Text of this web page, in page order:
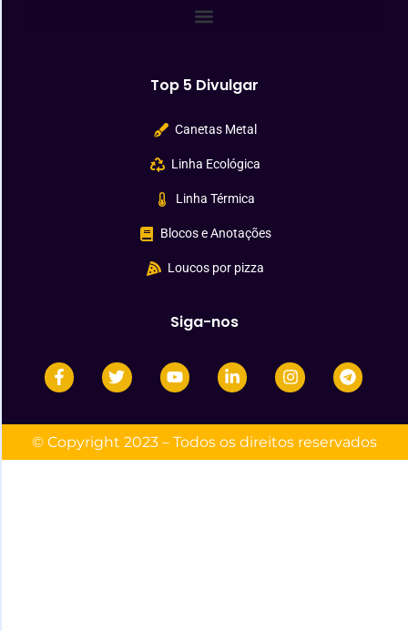
Top 5 Divulgar
Canetas Metal
Linha Ecológica
Linha Térmica
Blocos e Anotações
Loucos por pizza
Siga-nos
© Copyright 2023 – Todos os direitos reservados